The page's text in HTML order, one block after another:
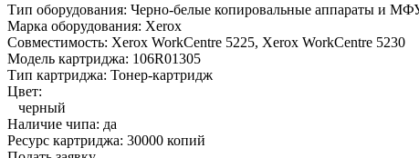
Тип оборудования: Черно-белые копировальные аппараты и
Марка оборудования: Xerox
Совместимость: Xerox WorkCentre 5225, Xerox WorkCentre 5230
Модель картриджа: 106R01305
Тип картриджа: Тонер-картридж
Цвет:
черный
Наличие чипа: да
Ресурс картриджа: 30000 копий